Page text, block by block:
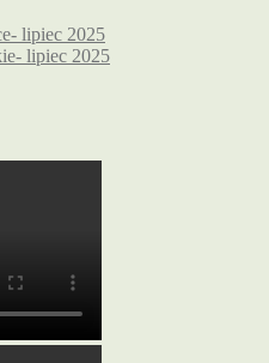
lipiec 2025
lipiec 2025